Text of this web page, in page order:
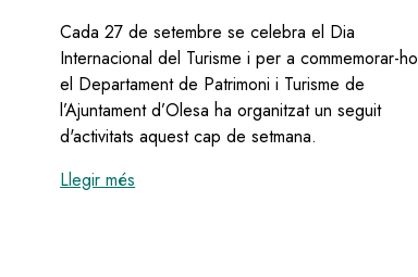
Cada 27 de setembre se celebra el Dia
Internacional del Turisme i per a commemorar-ho
el Departament de Patrimoni i Turisme de
l’Ajuntament d’Olesa ha organitzat un seguit
d'activitats aquest cap de setmana.
Llegir més